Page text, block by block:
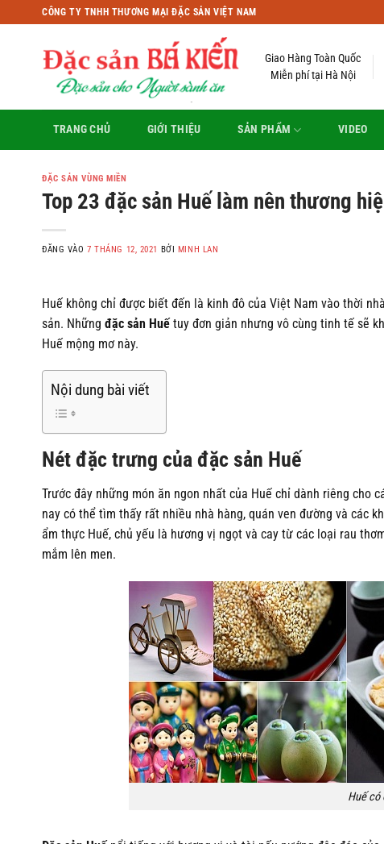
qua
CÔNG TY TNHH THƯƠNG MẠI ĐẶC SẢN VIỆT NAM
Giao Hàng Toàn Quốc
Miễn phí tại Hà Nội
TRANG CHỦ GIỚI THIỆU SẢN PHẨM VIDEO
ĐẶC SẢN VÙNG MIỀN
Top 23 đặc sản Huế làm nên thương
ĐĂNG VÀO7 THÁNG 12, 2021 BỞI MINH LAN
Huế không chỉ được biết đến là kinh đô của Việt Nam vào thời
sản. Những đặc sản Huếtuy đơn giản nhưng vô cùng tinh tế sẽ
Huế mộng mơ này.
Nội dung bài viết
Nét đặc trưng của đặc sản Huế
Trước đây những món ăn ngon nhất của Huế chỉ dành riêng cho
nay có thể tìm thấy rất nhiều nhà hàng, quán ven đường và các
ẩm thực Huế, chủ yếu là hương vị ngọt và cay từ các loại rau
mắm lên men.
Huế có